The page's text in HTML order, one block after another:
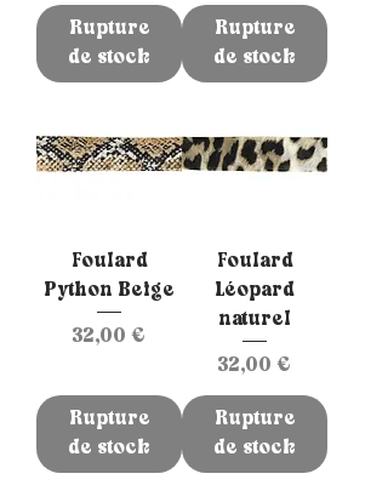
Rupture
de stock
Rupture
de stock
Foulard
Python Beige
Prix
32,00 €
Rupture
de stock
Foulard
Léopard
naturel
Prix
32,00 €
Rupture
de stock